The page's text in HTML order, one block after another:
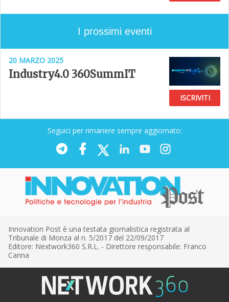
I prossimi eventi
20 MARZO 2025
Industry4.0 360SummIT
ISCRIVITI
Seguici per rimanere sempre aggiornato:
Innovation Post è una testata giornalistica registrata al
Tribunale di Monza al n. 5/2017 del 22/09/2017
Editore: Nextwork360 S.R.L. - Direttore responsabile: Franco
Canna